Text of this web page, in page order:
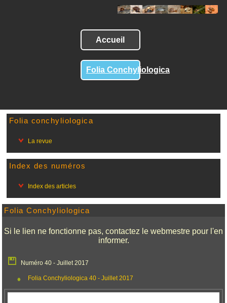
Accueil
Folia Conchyliologica
Folia conchyliologica
La revue
Index des numéros
Index des articles
Folia Conchyliologica
Si le lien ne fonctionne pas, contactez le webmestre pour l'en
informer.
Numéro 40 - Juillet 2017
Folia Conchyliologica 40 - Juillet 2017